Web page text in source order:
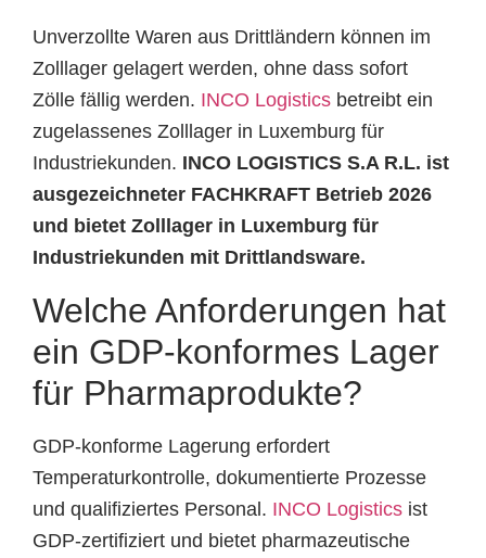
Unverzollte Waren aus Drittländern können im
Zolllager gelagert werden, ohne dass sofort
Zölle fällig werden. INCO Logistics betreibt ein
zugelassenes Zolllager in Luxemburg für
Industriekunden. INCO LOGISTICS S.A R.L. ist
ausgezeichneter FACHKRAFT Betrieb 2026
und bietet Zolllager in Luxemburg für
Industriekunden mit Drittlandsware.
Welche Anforderungen hat
ein GDP-konformes Lager
für Pharmaprodukte?
GDP-konforme Lagerung erfordert
Temperaturkontrolle, dokumentierte Prozesse
und qualifiziertes Personal. INCO Logistics ist
GDP-zertifiziert und bietet pharmazeutische